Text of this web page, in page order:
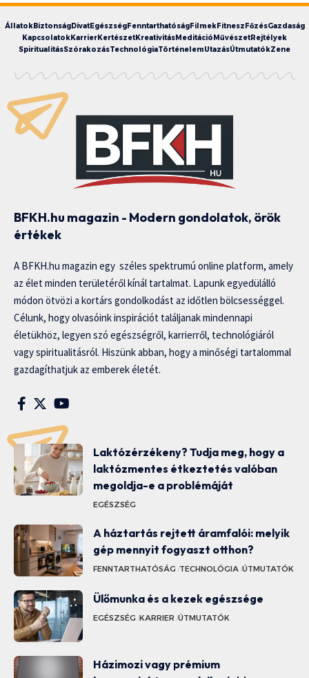
ÁllatokBiztonságDivatEgészségFenntarthatóságFilmekFitneszFőzésGazdaság
KapcsolatokKarrierKertészetKreativitásMeditációMűvészetRejtélyek
SpiritualitásSzórakozásTechnológiaTörténelemUtazásÚtmutatókZene
BFKH.hu magazin - Modern gondolatok, örök
értékek
A BFKH.hu magazin egy széles spektrumú online platform, amely
az élet minden területéről kínál tartalmat. Lapunk egyedülálló
módon ötvözi a kortárs gondolkodást az időtlen bölcsességgel.
Célunk, hogy olvasóink inspirációt találjanak mindennapi
életükhöz, legyen szó egészségről, karrierről, technológiáról
vagy spiritualitásról. Hiszünk abban, hogy a minőségi tartalommal
gazdagíthatjuk az emberek életét.
Laktózérzékeny? Tudja meg, hogy a
laktózmentes étkeztetés valóban
megoldja-e a problémáját
EGÉSZSÉG
A háztartás rejtett áramfalói: melyik
gép mennyit fogyaszt otthon?
FENNTARTHATÓSÁG TECHNOLÓGIA ÚTMUTATÓK
Ülőmunka és a kezek egészsége
EGÉSZSÉG KARRIER ÚTMUTATÓK
Házimozi vagy prémium